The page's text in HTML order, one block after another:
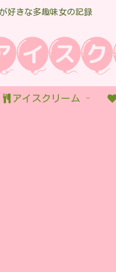
好きな多趣味女の記録
アイスクリーム